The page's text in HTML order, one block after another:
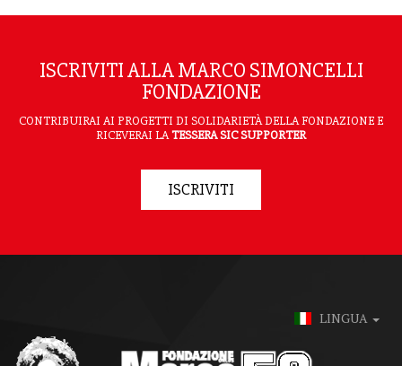
ISCRIVITI ALLA MARCO SIMONCELLI
FONDAZIONE
CONTRIBUIRAI AI PROGETTI DI SOLIDARIETÀ DELLA FONDAZIONE E
RICEVERAI LATESSERA SIC SUPPORTER
ISCRIVITI
LINGUA